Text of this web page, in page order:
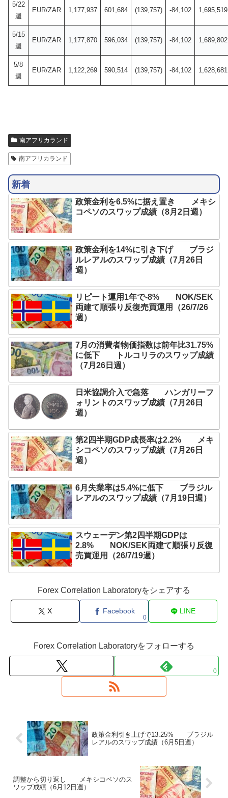
5/22
週
EUR/ZAR 1,177,937 601,684 (139,757) -84,102 1,695,519
5/15
週
EUR/ZAR 1,177,870 596,034 (139,757) -84,102 1,689,802
5/8
週
EUR/ZAR 1,122,269 590,514 (139,757) -84,102 1,628,681
南アフリカランド
南アフリカランド
新着
政策金利を6.5%に据え置き メキシ
コペソのスワップ成績（8月2日週）
政策金利を14%に引き下げ ブラジ
ルレアルのスワップ成績（7月26日
週）
リピート運用1年で-8% NOK/SEK
両建て順張り反復売買運用（26/7/26
週）
7月の消費者物価指数は前年比31.75%
に低下 トルコリラのスワップ成績
（7月26日週）
日米協調介入で急落 ハンガリーフ
ォリントのスワップ成績（7月26日
週）
第2四半期GDP成長率は2.2% メキ
シコペソのスワップ成績（7月26日
週）
6月失業率は5.4%に低下 ブラジル
レアルのスワップ成績（7月19日週）
スウェーデン第2四半期GDPは
2.8% NOK/SEK両建て順張り反復
売買運用（26/7/19週）
Forex Correlation Laboratoryをシェアする
X Facebook
0
LINE
Forex Correlation Laboratoryをフォローする
0
政策金利引き上げで13.25% ブラジル
レアルのスワップ成績（6月5日週）
調整から切り返し メキシコペソのス
ワップ成績（6月12日週）